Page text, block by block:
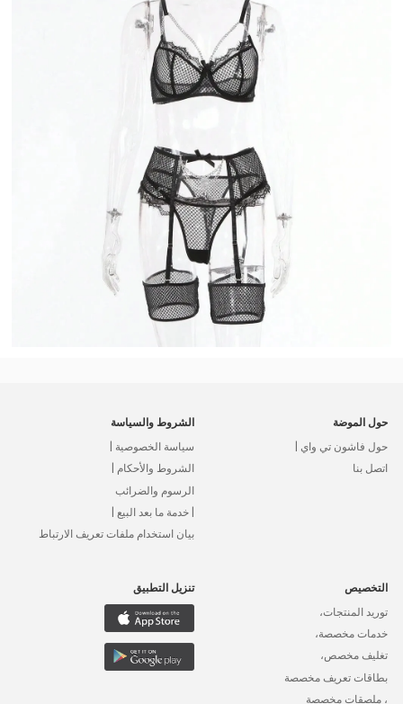
حول الموضة
حول فاشون تي واي |
اتصل بنا
الشروط والسياسة
سياسة الخصوصية |
الشروط والأحكام |
الرسوم والضرائب
| خدمة ما بعد البيع |
بيان استخدام ملفات تعريف الارتباط
التخصيص
توريد المنتجات،
خدمات مخصصة،
تغليف مخصص،
بطاقات تعريف مخصصة
، ملصقات مخصصة
تنزيل التطبيق